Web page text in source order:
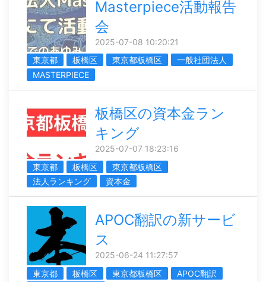
Masterpiece活動報告
会
2025-07-08 10:20:21
東京都
板橋区 東京都板橋区
一般社団法人
MASTERPIECE
板橋区の資本金ラン
キング
2025-07-07 18:23:16
東京都
板橋区
東京都板橋区
法人ランキング
資本金
APOC翻訳の新サービ
ス
2025-06-24 11:27:57
東京都
板橋区 東京都板橋区
APOC翻訳